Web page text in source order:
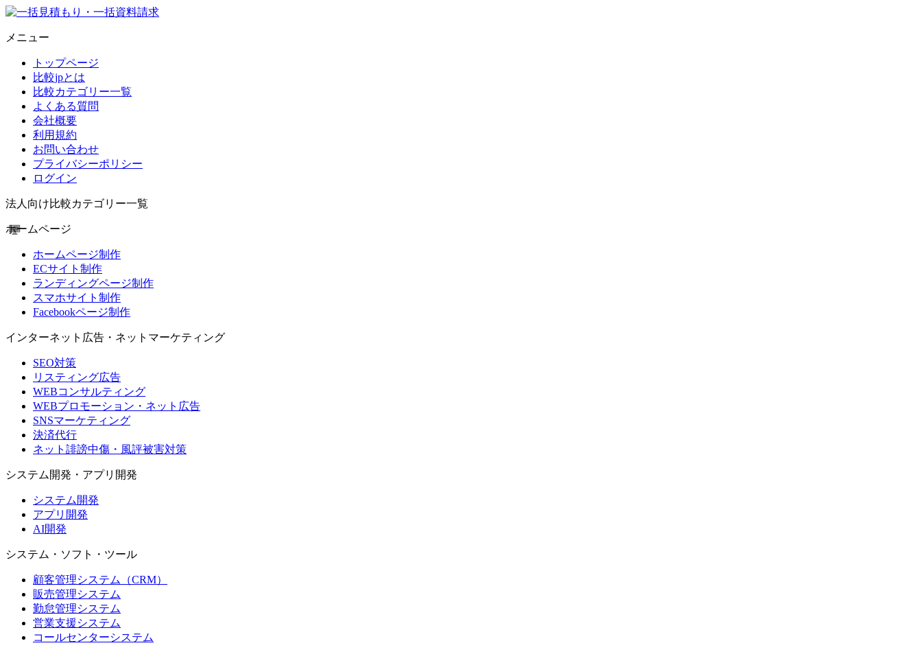
メニュー
トップページ
比較jpとは
比較カテゴリー一覧
よくある質問
会社概要
利用規約
お問い合わせ
プライバシーポリシー
ログイン
法人向け比較カテゴリー一覧
ホームページ
ホームページ制作
ECサイト制作
ランディングページ制作
スマホサイト制作
Facebookページ制作
インターネット広告・ネットマーケティング
SEO対策
リスティング広告
WEBコンサルティング
WEBプロモーション・ネット広告
SNSマーケティング
決済代行
ネット誹謗中傷・風評被害対策
システム開発・アプリ開発
システム開発
アプリ開発
AI開発
システム・ソフト・ツール
顧客管理システム（CRM）
販売管理システム
勤怠管理システム
営業支援システム
コールセンターシステム